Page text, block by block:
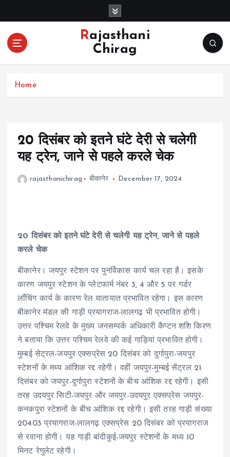
o
Rajasthani
Chirag
Home
20 ​दिसंबर को इतने घंटे देरी से चलेगी
यह ट्रेन, जाने से पहले करले चेक
rajasthanichirag बीकानेर December 17, 2024
20 ​दिसंबर को इतने घंटे देरी से चलेगी यह ट्रेन, जाने से पहले
करले चेक
बीकानेर। जयपुर स्टेशन पर पुनर्विकास कार्य चल रहा है। इसके
कारण जयपुर स्टेशन के प्लेटफार्म नंंबर 3, 4 और 5 पर गर्डर
लॉंचिंग कार्य के कारण रेल यातायात प्रभावित रहेगा। इस कारण
बीकानेर मंडल की गाड़ी प्रयागराज-लालगढ़ भी प्रभावित होगी।
उत्तर पश्चिम रेलवे के मुख्य जनसम्पर्क अधिकारी कैप्टन शशि किरण
ने बताया कि उत्तर पश्चिम रेलवे की कई गाड़ियां प्रभावित होगी।
मुम्बई सेट्रल-जयपुर एक्सप्रेस 20 दिसंबर को दुर्गापुरा-जयपुर
स्टेशनों के मध्य आंशिक रद्द रहेगी। वहीं जयपुर-मुम्बई सेंट्रल 21
दिसंबर को जयपुर-दुर्गापुरा स्टेशनों के बीच आंशिक रद्द रहेगी। इसी
तरह उदयपुर सिटी-जयपुर और जयपुर-उदयपुर एक्सप्रेस जयपुर-
कनकपुरा स्टेशनों के बीच आंशिक रद्द रहेगी। इसी तरह गाड़ी संख्या
20403 प्रयागराज-लालगढ़ एक्सप्रेस 20 ​दिसंबर को प्रयागराज
से रवाना होगी। यह गाड़ी बांदीकुई-जयपुर स्टेशनों के मध्य 10
मिनट रेगुलेट रहेगी।